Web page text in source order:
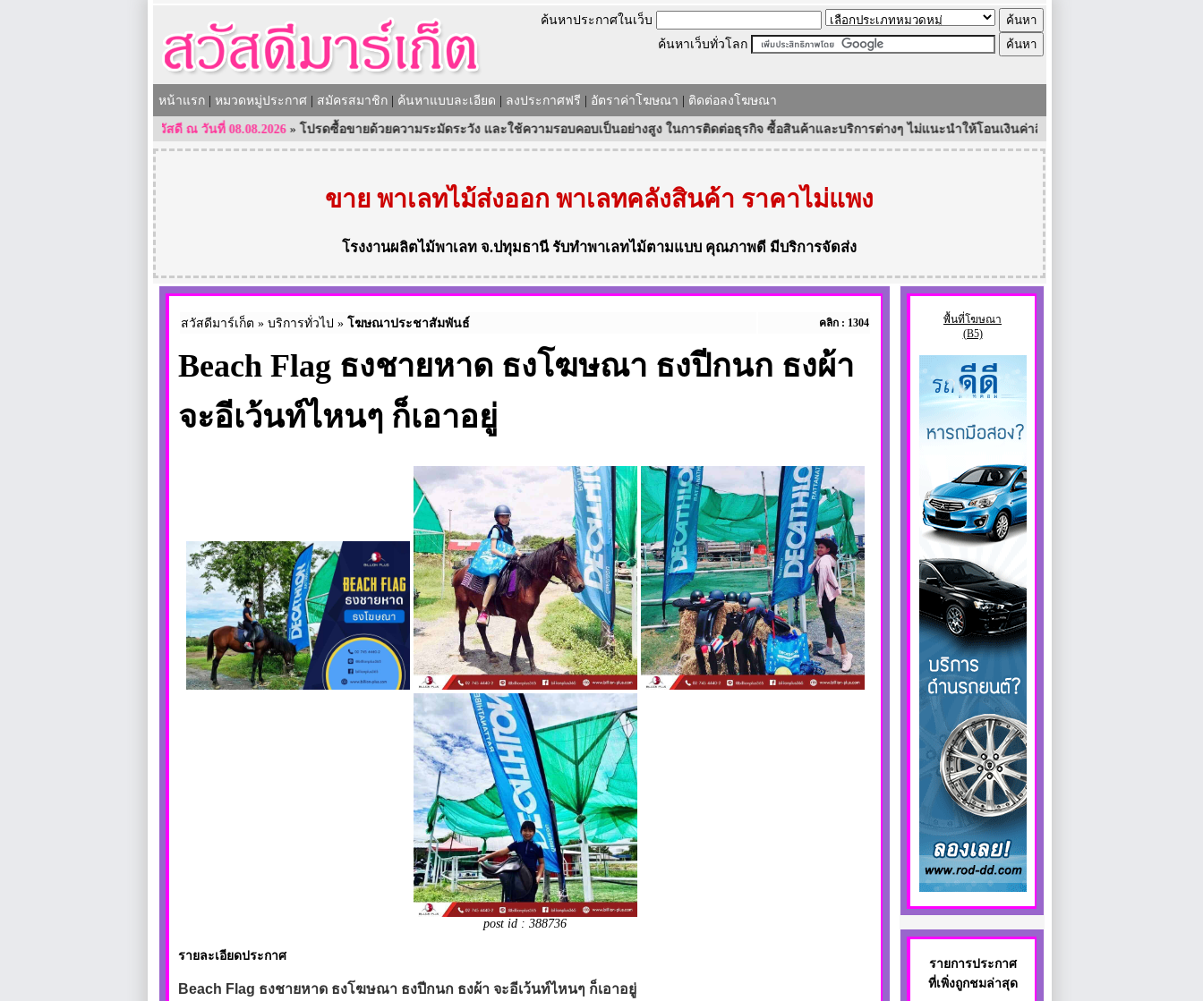
ค้นหาประกาศในเว็บ
ค้นหาเว็บทั่วโลก
หน้าแรก หมวดหมู่ประกาศ สมัครสมาชิก ค้นหาแบบละเอียด ลงประกาศฟรี อัตราค่าโฆษณา ติดต่อลงโฆษณา
ข่าวสารสวัสดี ณ วันที่ 08.08.2026»โปรดซื้อขายด้วยความระมัดระวัง และใช้ความรอบคอบเป็นอย่างสูง ในการติดต่อธุรกิจ ซื้อสินค้าและบริการต่างๆ ไม่แนะนำให้โอนเงินค่าสินค้าและบริการก่อนในทุกกรณี ห
ขาย พาเลทไม้ส่งออก พาเลทคลังสินค้า ราคาไม่แพง
โรงงานผลิตไม้พาเลท จ.ปทุมธานี รับทำพาเลทไม้ตามแบบ คุณภาพดี มีบริการจัดส่ง
สวัสดีมาร์เก็ต » บริการทั่วไป » โฆษณาประชาสัมพันธ์ คลิก : 1304
Beach Flag ธงชายหาด ธงโฆษณา ธงปีกนก ธงผ้า
จะอีเว้นท์ไหนๆ ก็เอาอยู่
post id : 388736
รายละเอียดประกาศ
Beach Flag ธงชายหาด ธงโฆษณา ธงปีกนก ธงผ้า จะอีเว้นท์ไหนๆ ก็เอาอยู่
พื้นที่โฆษณา
(B5)
รายการประกาศ
ที่เพิ่งถูกชมล่าสุด